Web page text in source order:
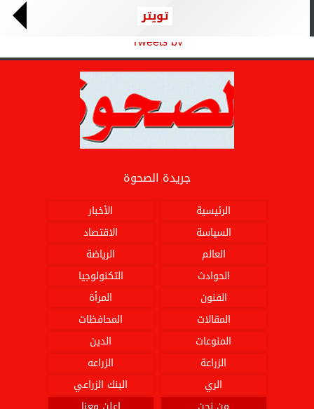
تويتر
Tweets by
جريدة الصحوة
الرئيسية
الأخبار
السياسة
الاقتصاد
العالم
الرياضة
الحوادث
التكنولوجيا
الفنون
المرأة
المقالات
المحافظات
المنوعات
الدين
الزراعة
الزراعه
الري
البنك الزراعي